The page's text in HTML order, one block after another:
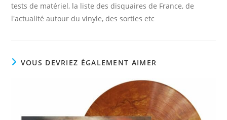
tests de matériel, la liste des disquaires de France, de
l'actualité autour du vinyle, des sorties etc
VOUS DEVRIEZ ÉGALEMENT AIMER